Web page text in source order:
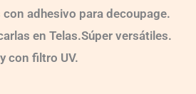
adhesivo para decoupage.
en Telas.Súper versátiles.
con filtro UV.